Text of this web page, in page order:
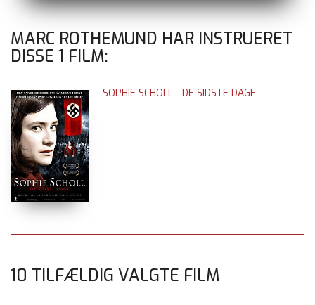
MARC ROTHEMUND HAR INSTRUERET
DISSE 1 FILM:
SOPHIE SCHOLL - DE SIDSTE DAGE
10 TILFÆLDIG VALGTE FILM